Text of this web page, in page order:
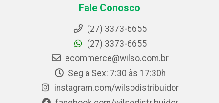
Fale Conosco
(27) 3373-6655
(27) 3373-6655
ecommerce@wilso.com.br
Seg a Sex: 7:30 às 17:30h
instagram.com/wilsodistribuidor